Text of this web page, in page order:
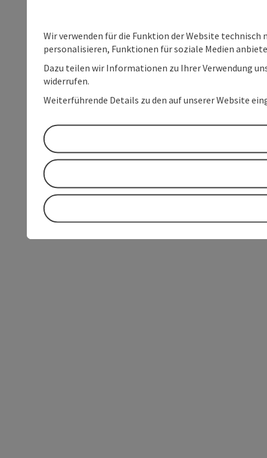
Wir verwenden für die Funktion der Website
personalisieren, Funktionen für soziale Medien
Dazu teilen wir Informationen zu Ihrer Verwendung
widerrufen.
Weiterführende Details zu den auf unserer Website